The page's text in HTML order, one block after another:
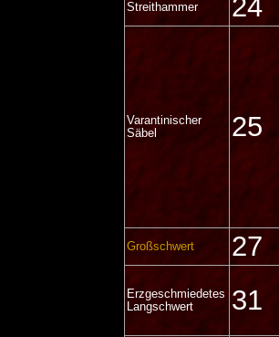
Streithammer 24
Varantinischer
Säbel
25
Großschwert 27
Erzgeschmiedetes
Langschwert
31